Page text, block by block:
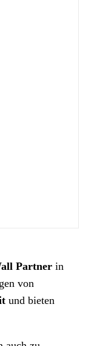
Partner in
von
und bieten